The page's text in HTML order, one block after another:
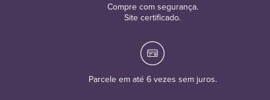
Compre com segurança.
Site certificado.
Parcele em até 6 vezes sem juros.